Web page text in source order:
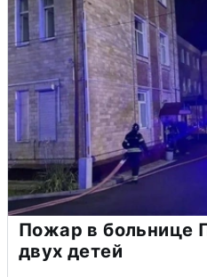
Пожар в больнице
двух детей